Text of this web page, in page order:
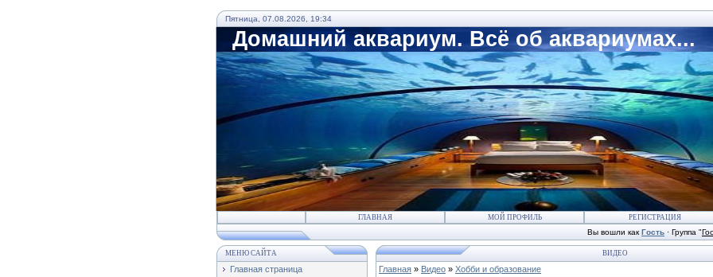
Пятница, 07.08.2026, 19:34
Домашний аквариум. Всё об аквариумах...
ГЛАВНАЯ МОЙ ПРОФИЛЬ РЕГИСТРАЦИЯ
Вы вошли как Гость · Группа "
МЕНЮ САЙТА
Главная страница
ВИДЕО
Главная » Видео » Хобби и образование